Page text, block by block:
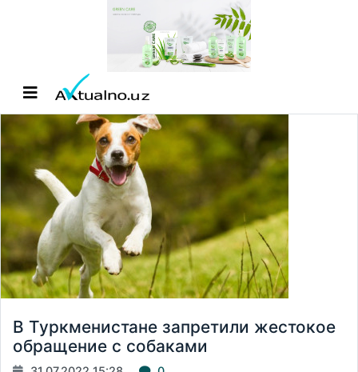
В Туркменистане запретили жестокое
обращение с собаками